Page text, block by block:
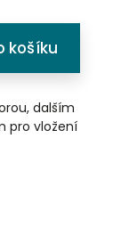
košíku
dalším
pro vložení